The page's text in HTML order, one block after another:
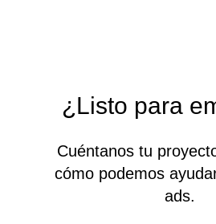
¿Listo para
Cuéntanos tu
cómo podemos
ads.